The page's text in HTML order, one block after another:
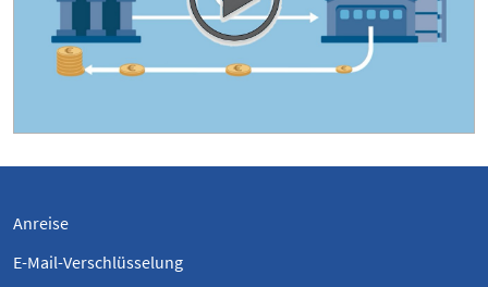
Anreise
E-Mail-Verschlüsselung